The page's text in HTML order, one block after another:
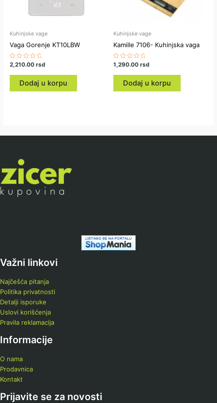
Kuhinjske vage
Vaga Gorenje KT10LBW
Ocenjeno
sa
0
2,210.00rsd
Dodaj u korpu
Kuhinjske vage
Kamille 7106- Kuhinjska vaga
Ocenjeno
sa
0
1,290.00 rsd
Dodaj u korpu
Važni linkovi
Najčešća pitanja
Politika privatnosti
Detalji isporuke
Uslovi korišćenja
Pravila reklamacija
Informacije
O nama
Prodavnica
Kontakt
Prijavite se za novosti